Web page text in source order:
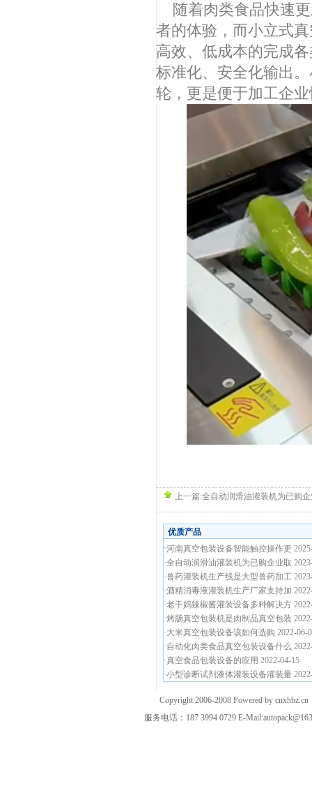
随着肉类食品快速更
者的体验，而小立式
高效、低成本的完成
标准化、安全化输出
轮，更是便于加工企
上一篇:全自动润滑油灌装机为已购
优质产品
·河南真空包装设备智能触控操作更
·全自动润滑油灌装机为已购企业取
·兽药灌装机生产线是大型兽药加工
·酒精消毒液灌装机生产厂家支持加
·老干妈辣椒酱灌装设备多种解决方
·烤肠真空包装机是肉制品真空包装
·大米真空包装设备该如何选购 2022-06-
·自动化肉类食品真空包装设备什么
·真空食品包装设备的应用 2022-04-15
·小型诊断试剂液体灌装设备灌装量
Copyright 2006-2008 Powered by
服务电话：187 3994 0729 E-